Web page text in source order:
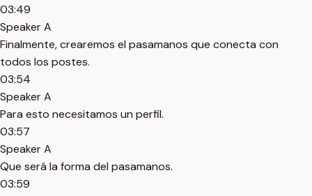
03:49
Speaker A
Finalmente, crearemos el pasamanos que conecta con
todos los postes.
03:54
Speaker A
Para esto necesitamos un perfil.
03:57
Speaker A
Que será la forma del pasamanos.
03:59